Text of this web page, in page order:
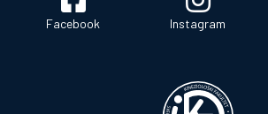
Facebook Instagram